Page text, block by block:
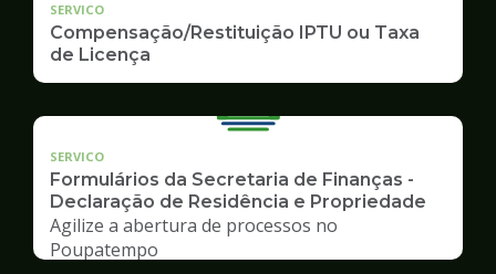
SERVICO
Compensação/Restituição IPTU ou Taxa
de Licença
SERVICO
Formulários da Secretaria de Finanças -
Declaração de Residência e Propriedade
Agilize a abertura de processos no
Poupatempo